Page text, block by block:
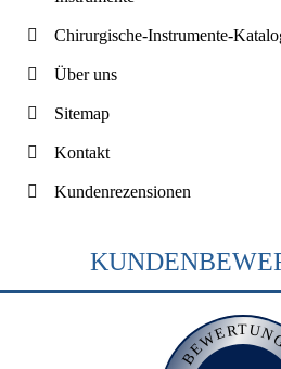
Chirurgische-Instrumente-
Über uns
Sitemap
Kontakt
Kundenrezensionen